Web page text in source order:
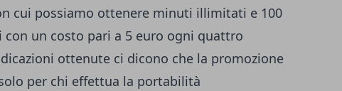
cui possiamo ottenere minuti illimitati e 100
con un costo pari a 5 euro ogni quattro
ottenute ci dicono che la promozione
per chi effettua la portabilità